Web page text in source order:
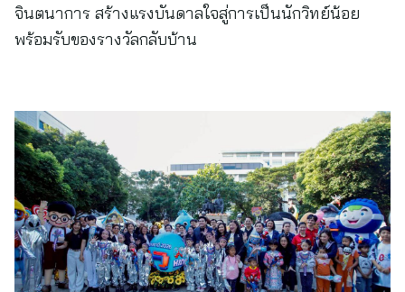
จินตนาการ สร้างแรงบันดาลใจสู่การเป็นนักวิทย์น้อย
พร้อมรับของรางวัลกลับบ้าน